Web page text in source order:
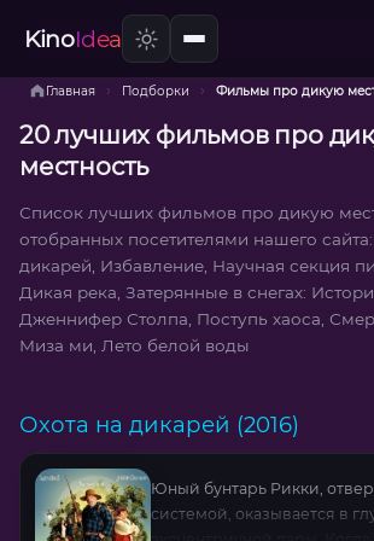
KinoIdea
Главная › Подборки › Фильмы про дикую
20 лучших фильмов про
местность
Список лучших фильмов про дикую
отобранных посетителями нашего
дикарей, Избавление, Научная секция
Дикая река, Затерянные в снегах:
Дженнифер Столпа, Поступь хаоса,
Миза ми, Лето белой воды
Охота на дикарей (2016)
Юный бунтарь Рикки,
системой, оказывается в